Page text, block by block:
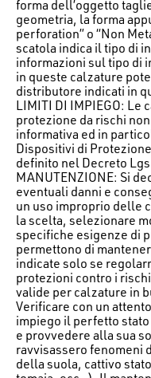
forma dell’oggetto
geometria, la forma
perforation” o “Non
scatola indica il tipo di
informazioni sul tipo di
in queste calzature
distributore indicati in
LIMITI DI IMPIEGO: Le
protezione da rischi
informativa ed in
Dispositivi di
definito nel Decreto
MANUTENZIONE: Si
eventuali danni e
un uso improprio delle
la scelta, selezionare
specifiche esigenze di
permettono di
indicate solo se
protezioni contro i
valide per calzature in
Verificare con un
impiego il perfetto
e provvedere alla sua
ravvisassero fenomeni
della suola, cattivo